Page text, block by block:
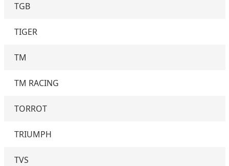
TGB
TIGER
TM
TM RACING
TORROT
TRIUMPH
TVS